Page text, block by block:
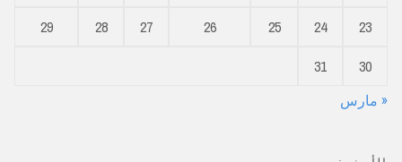
23
24
25
26
27
28
29
30
31
« مارس